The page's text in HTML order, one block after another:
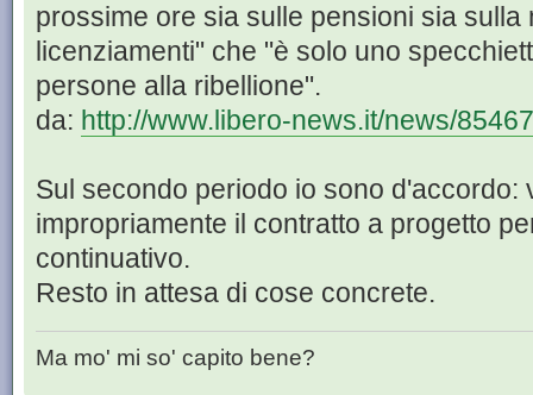
prossime ore sia sulle pensioni sia sulla
licenziamenti" che "è solo uno
persone alla ribellione".
da: http://www.libero-news.it/news/
Sul secondo periodo io sono d'accordo:
impropriamente il contratto a progetto
continuativo.
Resto in attesa di cose concrete.
Ma mo' mi so' capito bene?